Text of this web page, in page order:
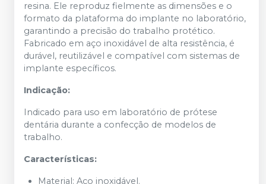
resina. Ele reproduz fielmente as dimensões e o
formato da plataforma do implante no laboratório,
garantindo a precisão do trabalho protético.
Fabricado em aço inoxidável de alta resistência, é
durável, reutilizável e compatível com sistemas de
implante específicos.
Indicação:
Indicado para uso em laboratório de prótese
dentária durante a confecção de modelos de
trabalho.
Características:
Material: Aço inoxidável.